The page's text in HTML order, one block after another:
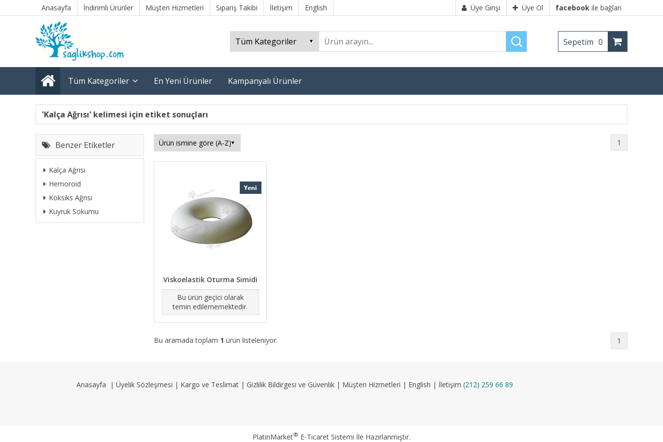
Anasayfa İndirimli Ürünler Müşteri Hizmetleri Sipariş Takibi İletişim English Üye Girişi Üye Ol facebook ile bağlan
Sepetim 0
Tüm Kategoriler En Yeni Ürünler Kampanyalı Ürünler
'Kalça Ağrısı' kelimesi için etiket sonuçları
Benzer Etiketler
Kalça Ağrısı
Hemoroid
Koksiks Ağrısı
Kuyruk Sokumu
1
Viskoelastik Oturma Simidi
Bu ürün geçici olarak
temin edilememektedir.
Bu aramada toplam 1 ürün listeleniyor. 1
Anasayfa | Üyelik Sözleşmesi | Kargo ve Teslimat| Gizlilik Bildirgesi ve Güvenlik | Müşteri Hizmetleri | English | İletişim (212) 259 66 89
PlatinMarket® E-Ticaret Sistemi İle Hazırlanmıştır.